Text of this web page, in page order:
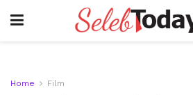
Home Film